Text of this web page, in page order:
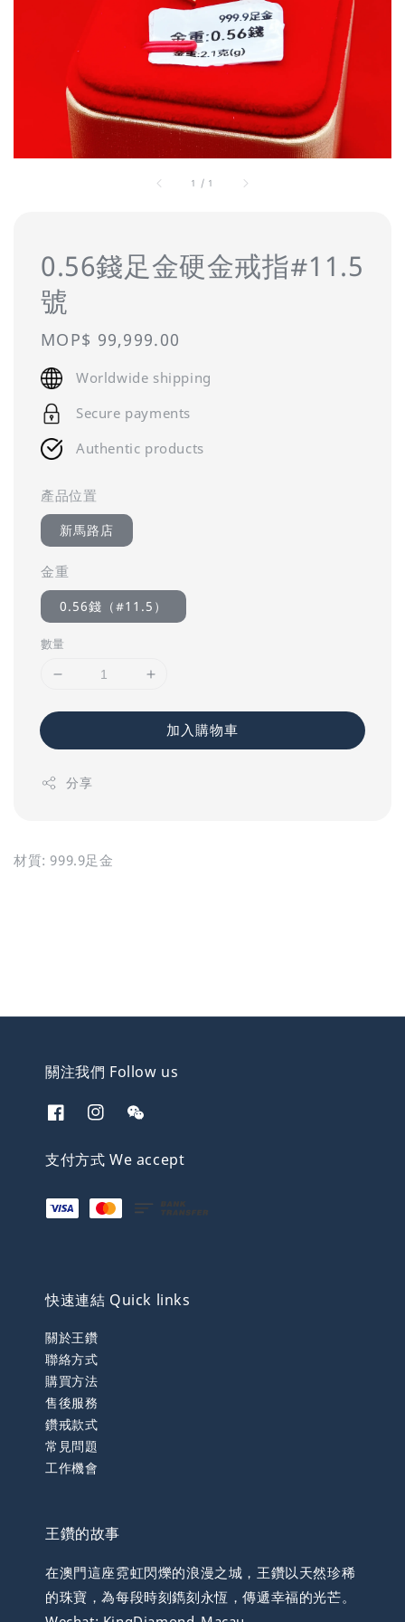
1 / 1
0.56錢足金硬金戒指#11.5
號
Regular
price
MOP$ 99,999.00
Worldwide shipping
Secure payments
Authentic products
產品位置
新馬路店
金重
0.56錢（#11.5）
數量
加入購物車
分享
材質: 999.9足金
關注我們 Follow us
支付方式 We accept
快速連結 Quick links
關於王鑽
聯絡方式
購買方法
售後服務
鑽戒款式
常見問題
工作機會
王鑽的故事
在澳門這座霓虹閃爍的浪漫之城，王鑽以天然珍稀
的珠寶，為每段時刻鐫刻永恆，傳遞幸福的光芒。